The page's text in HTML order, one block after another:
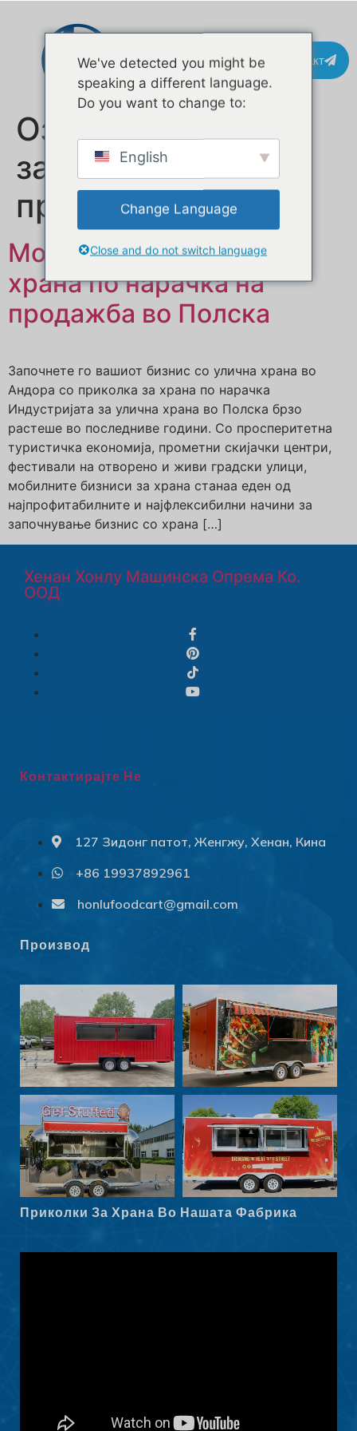
Контакт
Ознака:Приколка
за храна на
продажба
Мобилна приколка за
храна по нарачка на
продажба во Полска
Започнете го вашиот бизнис со улична храна во
Андора со приколка за храна по нарачка
Индустријата за улична храна во Полска брзо
растеше во последниве години. Со просперитетна
туристичка економија, прометни скијачки центри,
фестивали на отворено и живи градски улици,
мобилните бизниси за храна станаа еден од
најпрофитабилните и најфлексибилни начини за
започнување бизнис со храна […]
Хенан Хонлу Машинска Опрема Ко.
ООД
Контактирајте Не
127 Зидонг патот, Женгжу, Хенан, Кина
+86 19937892961
honlufoodcart@gmail.com
Производ
Приколки За Храна Во Нашата Фабрика
We've detected you might be
speaking a different language.
Do you want to change to:
English
Change Language
Close and do not switch language
Português
Slovenščina
Latviešu valoda
Dansk
Hrvatski
Српски језик
Norsk nynorsk
Maori
Eesti
Български
Slovenčina